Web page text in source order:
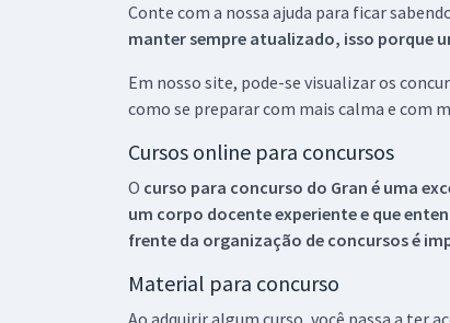
Conte com a nossa ajuda para ficar
manter sempre atualizado, isso porque
Em nosso site, pode-se visualizar os
como se preparar com mais calma e com
Cursos online para concursos
O curso para concurso do Gran é uma
um corpo docente experiente e que
frente da organização de concursos é
Material para concurso